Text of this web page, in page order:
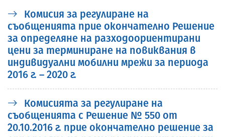
Комисия за регулиране на
съобщенията прие окончателно Решение
за определяне на разходоориентирани
цени за терминиране на повиквания в
индивидуални мобилни мрежи за периода
2016 г. – 2020 г.
Комисията за регулиране на
съобщенията с Решение № 550 от
20.10.2016 г. прие окончателно решение за